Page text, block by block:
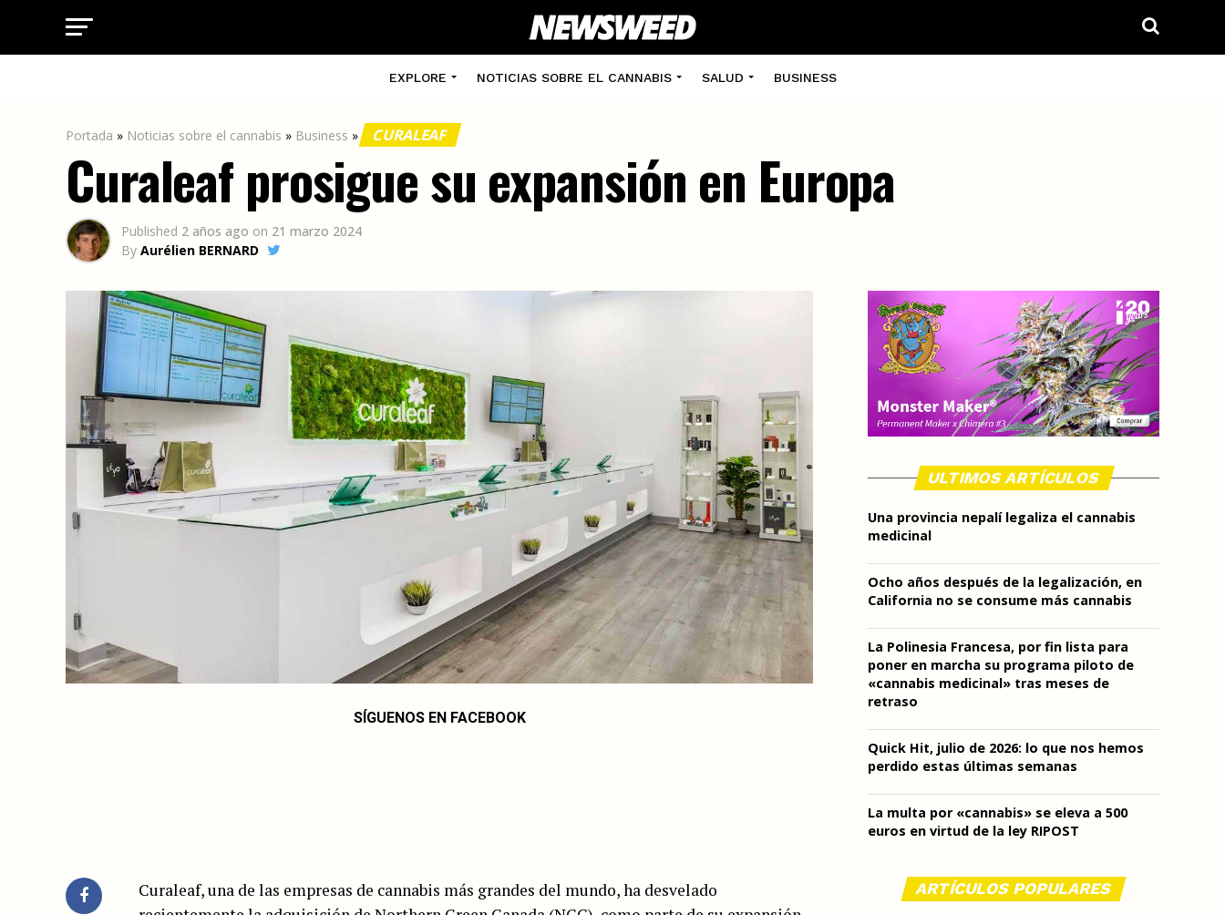
EXPLORE NOTICIAS SOBRE EL CANNABIS SALUD BUSINESS
Portada » Noticias sobre el cannabis » Business » CURALEAF
Curaleaf prosigue su expansión en Europa
Published 2 años ago on 21 marzo 2024
By Aurélien BERNARD
SÍGUENOS EN FACEBOOK
Curaleaf, una de las empresas de cannabis más grandes del mundo, ha desvelado
ULTIMOS ARTÍCULOS
Una provincia nepalí legaliza el cannabis
medicinal
Ocho años después de la legalización, en
California no se consume más cannabis
La Polinesia Francesa, por fin lista para
poner en marcha su programa piloto de
«cannabis medicinal» tras meses de
retraso
Quick Hit, julio de 2026: lo que nos hemos
perdido estas últimas semanas
La multa por «cannabis» se eleva a 500
euros en virtud de la ley RIPOST
ARTÍCULOS POPULARES